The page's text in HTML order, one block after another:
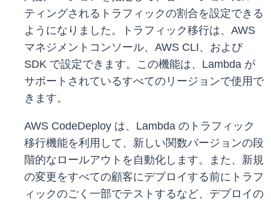
ティングされるトラフィックの割合を設定できる
ようになりました。トラフィック移行は、AWS
マネジメントコンソール、AWS CLI、および
SDK で設定できます。この機能は、Lambda が
サポートされているすべてのリージョンで使用で
きます。
AWS CodeDeploy は、Lambda のトラフィック
移行機能を利用して、新しい関数バージョンの段
階的なロールアウトを自動化します。また、新規
の変更をすべての顧客にデプロイする前にトラフ
ィックのごく一部でテストするなど、デプロイの